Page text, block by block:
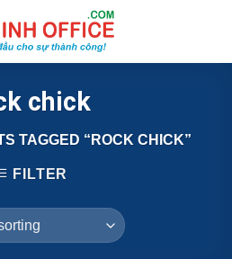
chick
TAGGED “ROCK CHICK”
FILTER